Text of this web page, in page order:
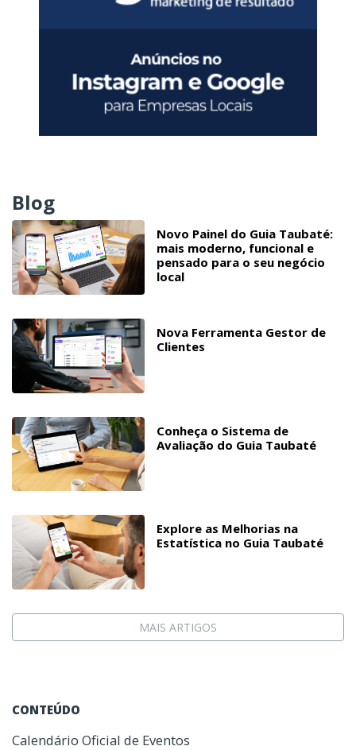
Blog
Novo Painel do Guia Taubaté:
mais moderno, funcional e
pensado para o seu negócio
local
Nova Ferramenta Gestor de
Clientes
Conheça o Sistema de
Avaliação do Guia Taubaté
Explore as Melhorias na
Estatística no Guia Taubaté
MAIS ARTIGOS
CONTEÚDO
Calendário Oficial de Eventos